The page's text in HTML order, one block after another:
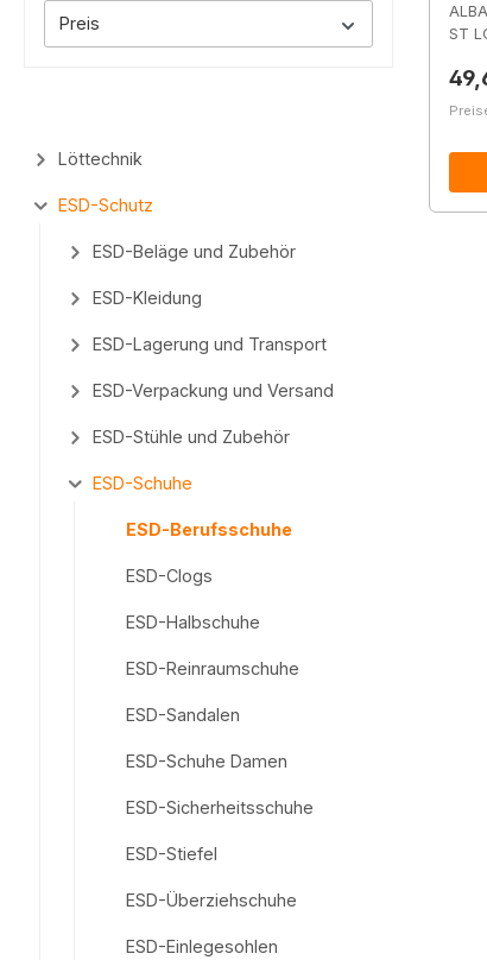
Preis
Löttechnik
ESD-Schutz
ESD-Beläge und Zubehör
ESD-Kleidung
ESD-Lagerung und Transport
ESD-Verpackung und Versand
ESD-Stühle und Zubehör
ESD-Schuhe
ESD-Berufsschuhe
ESD-Clogs
ESD-Halbschuhe
ESD-Reinraumschuhe
ESD-Sandalen
ESD-Schuhe Damen
ESD-Sicherheitsschuhe
ESD-Stiefel
ESD-Überziehschuhe
ESD-Einlegesohlen
ST